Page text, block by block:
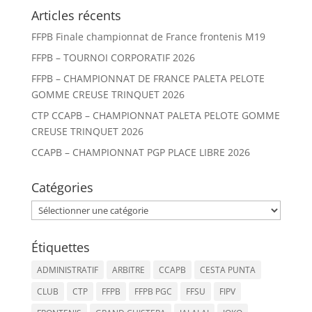
Articles récents
FFPB Finale championnat de France frontenis M19
FFPB – TOURNOI CORPORATIF 2026
FFPB – CHAMPIONNAT DE FRANCE PALETA PELOTE
GOMME CREUSE TRINQUET 2026
CTP CCAPB – CHAMPIONNAT PALETA PELOTE GOMME
CREUSE TRINQUET 2026
CCAPB – CHAMPIONNAT PGP PLACE LIBRE 2026
Catégories
Catégories
Étiquettes
ADMINISTRATIF ARBITRE CCAPB
CESTA PUNTA
CLUB
CTP FFPB FFPB PGC FFSU
FIPV